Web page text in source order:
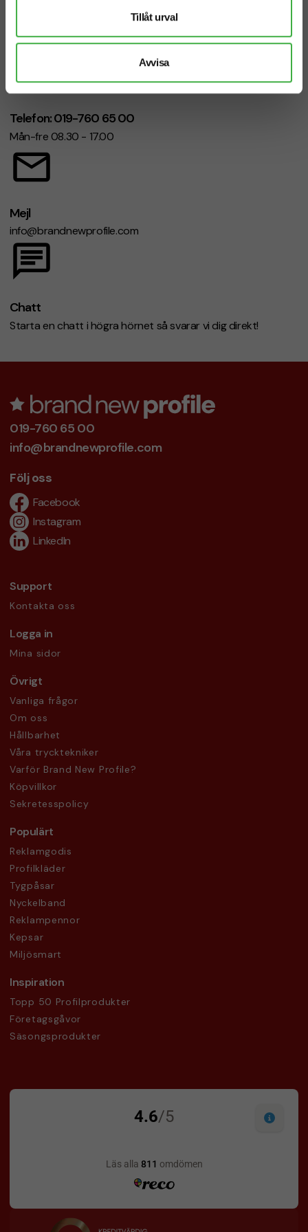
Tillåt urval
Avvisa
Vi hjälper dig gärna!
Telefon: 019-760 65 00
Mån-fre 08.30 - 17.00
Mejl
info@brandnewprofile.com
Chatt
Starta en chatt i högra hörnet så svarar vi dig direkt!
019-760 65 00
info@brandnewprofile.com
Följ oss
Facebook
Instagram
LinkedIn
Support
Kontakta oss
Logga in
Mina sidor
Övrigt
Vanliga frågor
Om oss
Hållbarhet
Våra trycktekniker
Varför Brand New Profile?
Köpvillkor
Sekretesspolicy
Populärt
Reklamgodis
Profilkläder
Tygpåsar
Nyckelband
Reklampennor
Kepsar
Miljösmart
Inspiration
Topp 50 Profilprodukter
Företagsgåvor
Säsongsprodukter